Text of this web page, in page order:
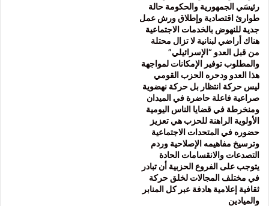
رئيسَي الجمهورية والحكومة حالة
طوارئ اقتصادية وإطلاق ورش عمل
جدية للنهوض بالخدمات الاجتماعية
هناك أراضي لبنانية لا تزال محتلة
من قبل العدو “الإسرائيلي”
والمطلوب توفير الإمكانات لمواجهة
هذا العدو ودحره الحزب القومي
ليس حركة انتظار بل حركة نهضوية
صراعية فاعلة حاضرة في الميدان
ومنخرطة في قضايا الناس اليومية
الأولوية الراهنة للحزب هي تعزيز
حضوره في المتحدات الاجتماعية
وترسيخ مفاهيمه الإصلاحية وردم
التصدعات والانقسامات الحادة
يتوجب على الفروع الحزبية أن تبادر
في مختلف المجالات لخلق حركة
ثقافية إعلامية هادفة عبر كل المنابر
والميادين